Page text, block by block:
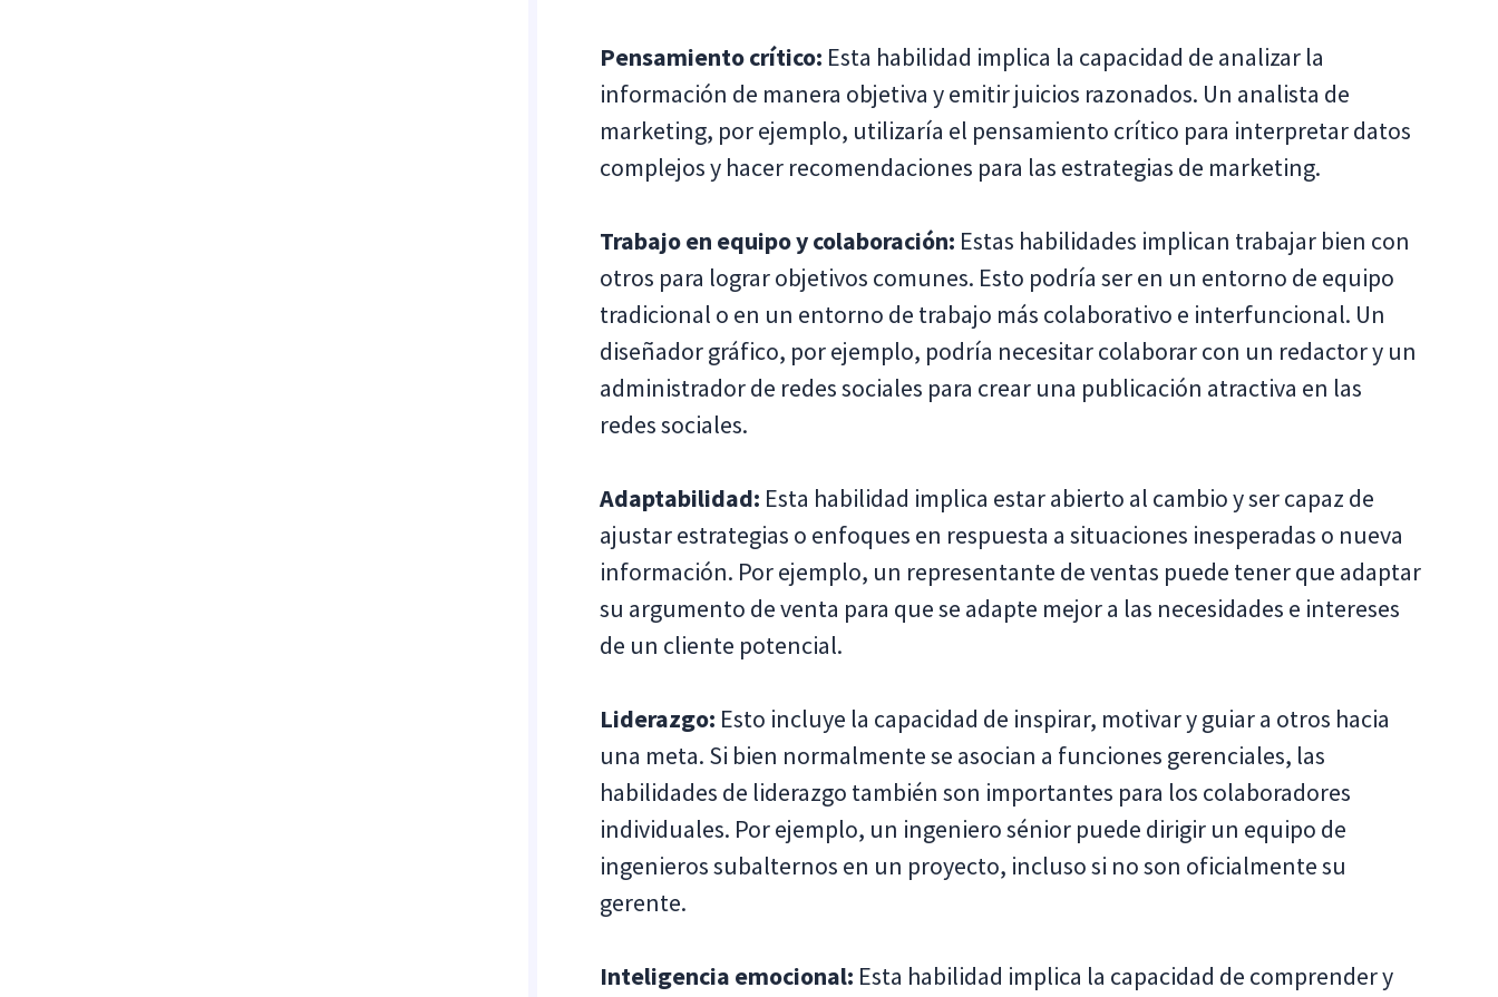
Pensamiento crítico: Esta habilidad implica la capacidad de analizar la
información de manera objetiva y emitir juicios razonados. Un analista de
marketing, por ejemplo, utilizaría el pensamiento crítico para interpretar datos
complejos y hacer recomendaciones para las estrategias de marketing.
Trabajo en equipo y colaboración: Estas habilidades implican trabajar bien con
otros para lograr objetivos comunes. Esto podría ser en un entorno de equipo
tradicional o en un entorno de trabajo más colaborativo e interfuncional. Un
diseñador gráfico, por ejemplo, podría necesitar colaborar con un redactor y un
administrador de redes sociales para crear una publicación atractiva en las
redes sociales.
Adaptabilidad: Esta habilidad implica estar abierto al cambio y ser capaz de
ajustar estrategias o enfoques en respuesta a situaciones inesperadas o nueva
información. Por ejemplo, un representante de ventas puede tener que adaptar
su argumento de venta para que se adapte mejor a las necesidades e intereses
de un cliente potencial.
Liderazgo: Esto incluye la capacidad de inspirar, motivar y guiar a otros hacia
una meta. Si bien normalmente se asocian a funciones gerenciales, las
habilidades de liderazgo también son importantes para los colaboradores
individuales. Por ejemplo, un ingeniero sénior puede dirigir un equipo de
ingenieros subalternos en un proyecto, incluso si no son oficialmente su
gerente.
Inteligencia emocional: Esta habilidad implica la capacidad de comprender y